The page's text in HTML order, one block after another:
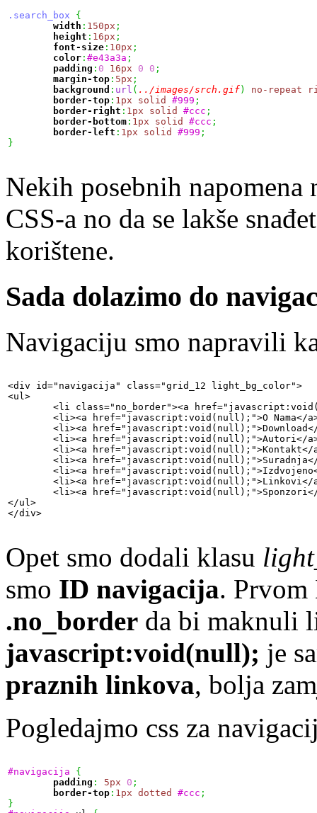
.search_box
{
width : 150px ;
height : 16px ;
font-size : 10px ;
color : #e43a3a ;
padding : 0 16px 0 0 ;
margin-top : 5px ;
background : url ( ../images/srch.gif) no-repeat
border-top : 1px solid #999 ;
border-right : 1px solid #ccc ;
border-bottom : 1px solid #ccc ;
border-left : 1px solid #999 ;
}
Nekih posebnih
CSS-a no da se lakše
korištene.
Sada dolazimo do
Navigaciju smo napravili
<div id="navigacija" class="grid_12 light_bg_color">
<ul>
</ul>
</div>
Opet smo dodali klasu
smo ID navigacija. Prvom
.no_border da bi maknuli
javascript:void(null); je
praznih linkova, bolja
Pogledajmo css za
#navigacija
{
padding : 5px 0 ;
border-top : 1px dotted #ccc ;
}